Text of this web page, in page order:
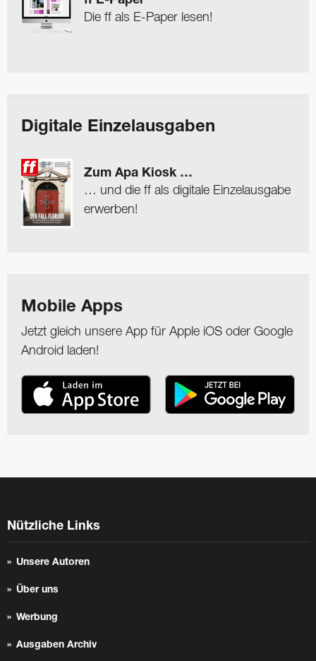
Die ff als E-Paper lesen!
Digitale Einzelausgaben
Zum Apa Kiosk …
… und die ff als digitale Einzelausgabe
erwerben!
Mobile Apps
Jetzt gleich unsere App für Apple iOS oder Google
Android laden!
Nützliche Links
Unsere Autoren
Über uns
Werbung
Ausgaben Archiv